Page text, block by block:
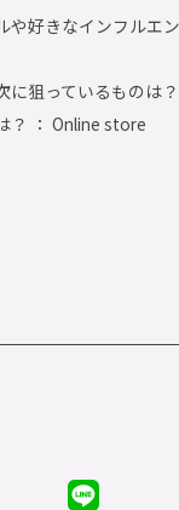
や好きなインフルエ
に狙っているものは
？ ： Online store